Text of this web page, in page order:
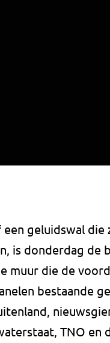
geluidswal
is donderdag de
muur die de
bestaande
TNO en